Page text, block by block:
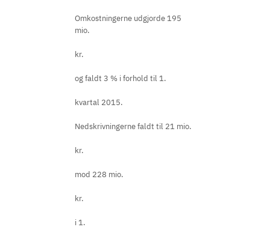
Omkostningerne udgjorde 195
mio.
kr.
og faldt 3 % i forhold til 1.
kvartal 2015.
Nedskrivningerne faldt til 21 mio.
kr.
mod 228 mio.
kr.
i 1.